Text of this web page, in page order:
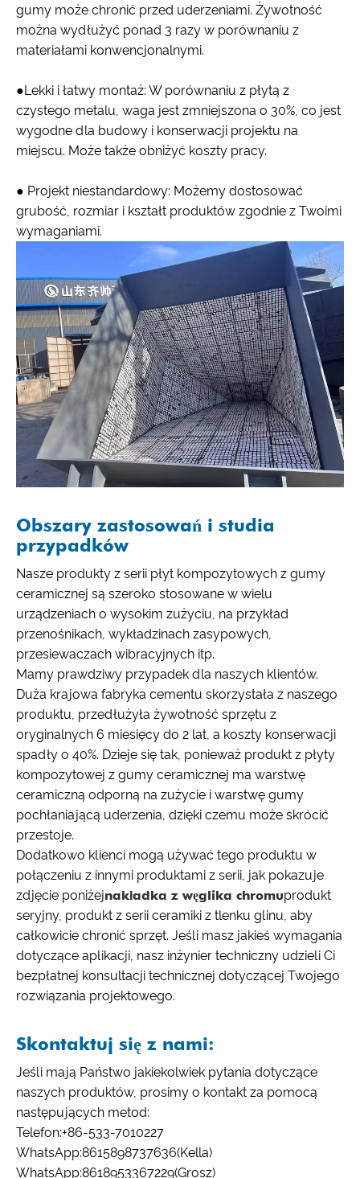
gumy może chronić przed uderzeniami. Żywotność
można wydłużyć ponad 3 razy w porównaniu z
materiałami konwencjonalnymi.
●Lekki i łatwy montaż: W porównaniu z płytą z
czystego metalu, waga jest zmniejszona o 30%, co jest
wygodne dla budowy i konserwacji projektu na
miejscu. Może także obniżyć koszty pracy.
● Projekt niestandardowy: Możemy dostosować
grubość, rozmiar i kształt produktów zgodnie z Twoimi
wymaganiami.
Obszary zastosowań i studia
przypadków
Nasze produkty z serii płyt kompozytowych z gumy
ceramicznej są szeroko stosowane w wielu
urządzeniach o wysokim zużyciu, na przykład
przenośnikach, wykładzinach zasypowych,
przesiewaczach wibracyjnych itp.
Mamy prawdziwy przypadek dla naszych klientów.
Duża krajowa fabryka cementu skorzystała z naszego
produktu, przedłużyła żywotność sprzętu z
oryginalnych 6 miesięcy do 2 lat, a koszty konserwacji
spadły o 40%. Dzieje się tak, ponieważ produkt z płyty
kompozytowej z gumy ceramicznej ma warstwę
ceramiczną odporną na zużycie i warstwę gumy
pochłaniającą uderzenia, dzięki czemu może skrócić
przestoje.
Dodatkowo klienci mogą używać tego produktu w
połączeniu z innymi produktami z serii, jak pokazuje
zdjęcie poniżejnakładka z węglika chromuprodukt
seryjny, produkt z serii ceramiki z tlenku glinu, aby
całkowicie chronić sprzęt. Jeśli masz jakieś wymagania
dotyczące aplikacji, nasz inżynier techniczny udzieli Ci
bezpłatnej konsultacji technicznej dotyczącej Twojego
rozwiązania projektowego.
Skontaktuj się z nami:
Jeśli mają Państwo jakiekolwiek pytania dotyczące
naszych produktów, prosimy o kontakt za pomocą
następujących metod:
Telefon:+86-533-7010227
WhatsApp:8615898737636(Kella)
WhatsApp:8618953367229(Grosz)